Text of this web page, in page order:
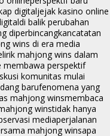
digitaljejak kasino online
di balik perubahan
diperbincangkancatatan
wins di era media
mahjong wins dalam
membawa perspektif
komunitas mulai
barufenomena yang
mahjong winsmembaca
winstidak hanya
mediaperjalanan
mahjong winsapa